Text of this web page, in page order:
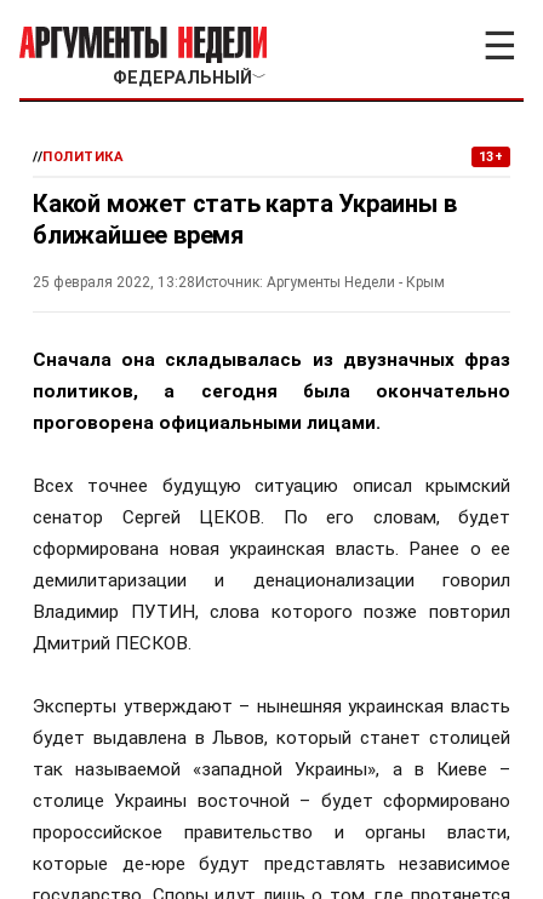
ФЕДЕРАЛЬНЫЙ ﹀
☰
//ПОЛИТИКА 13+
Какой может стать карта Украины в
ближайшее время
25 февраля 2022, 13:28 Источник: Аргументы Недели - Крым
Сначала она складывалась из двузначных фраз
политиков, а сегодня была окончательно
проговорена официальными лицами.
Всех точнее будущую ситуацию описал крымский
сенатор Сергей ЦЕКОВ. По его словам, будет
сформирована новая украинская власть. Ранее о ее
демилитаризации и денационализации говорил
Владимир ПУТИН, слова которого позже повторил
Дмитрий ПЕСКОВ.
Эксперты утверждают – нынешняя украинская власть
будет выдавлена в Львов, который станет столицей
так называемой «западной Украины», а в Киеве –
столице Украины восточной – будет сформировано
пророссийское правительство и органы власти,
которые де-юре будут представлять независимое